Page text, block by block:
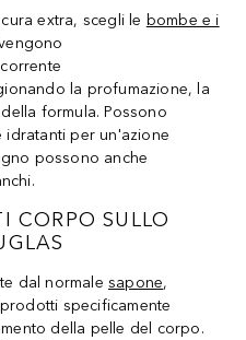
extra, scegli le bombe e i
la profumazione, la
formula. Possono
idratanti per un'azione
possono anche
CORPO SULLO
dal normalesapone,
specificamente
della pelle del corpo.